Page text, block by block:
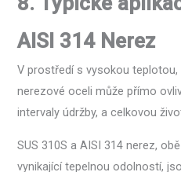
AISI 314 Nerez
V prostředí s vysokou teplotou,
nerezové oceli může přímo
intervaly údržby, a celkovou
SUS 310S a AISI 314 nerez,
vynikající tepelnou odolností,